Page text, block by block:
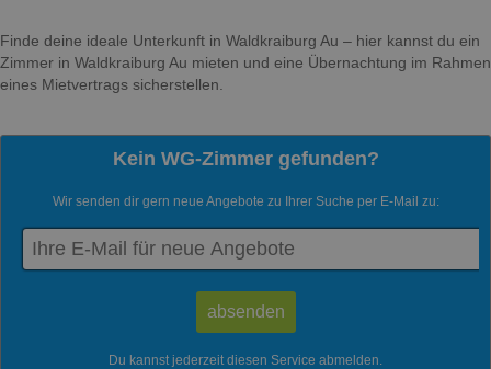
Finde deine ideale Unterkunft in Waldkraiburg Au – hier kannst du ein
Zimmer in Waldkraiburg Au mieten und eine Übernachtung im Rahmen
eines Mietvertrags sicherstellen.
Kein WG-Zimmer gefunden?
Wir senden dir gern neue Angebote zu Ihrer Suche per E-Mail zu:
Du kannst jederzeit diesen Service abmelden.